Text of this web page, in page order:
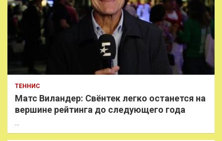
ТЕННИС
Матс Виландер: Свёнтек легко останется на
вершине рейтинга до следующего года
…